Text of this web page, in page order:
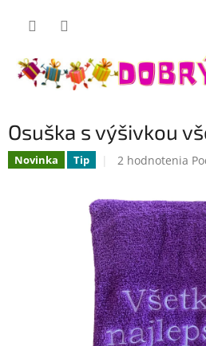
Osuška s výšivkou
Novinka Tip
Priemerné
je
5,0
z
5
hviezdičiek.
2 hodnotenia
Dobrý darček